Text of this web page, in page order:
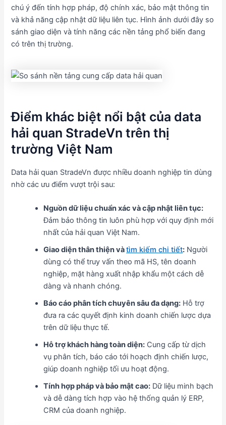
chú ý đến tính hợp pháp, độ chính xác, bảo mật thông tin
và khả năng cập nhật dữ liệu liên tục. Hình ảnh dưới đây so
sánh giao diện và tính năng các nền tảng phổ biến đang
có trên thị trường.
Điểm khác biệt nổi bật của data
hải quan StradeVn trên thị
trường Việt Nam
Data hải quan StradeVn được nhiều doanh nghiệp tin dùng
nhờ các ưu điểm vượt trội sau:
Nguồn dữ liệu chuẩn xác và cập nhật liên tục:
Đảm bảo thông tin luôn phù hợp với quy định mới
nhất của hải quan Việt Nam.
Giao diện thân thiện vàtìm kiếm chi tiết: Người
dùng có thể truy vấn theo mã HS, tên doanh
nghiệp, mặt hàng xuất nhập khẩu một cách dễ
dàng và nhanh chóng.
Báo cáo phân tích chuyên sâu đa dạng: Hỗ trợ
đưa ra các quyết định kinh doanh chiến lược dựa
trên dữ liệu thực tế.
Hỗ trợ khách hàng toàn diện: Cung cấp từ dịch
vụ phân tích, báo cáo tới hoạch định chiến lược,
giúp doanh nghiệp tối ưu hoạt động.
Tính hợp pháp và bảo mật cao: Dữ liệu minh bạch
và dễ dàng tích hợp vào hệ thống quản lý ERP,
CRM của doanh nghiệp.